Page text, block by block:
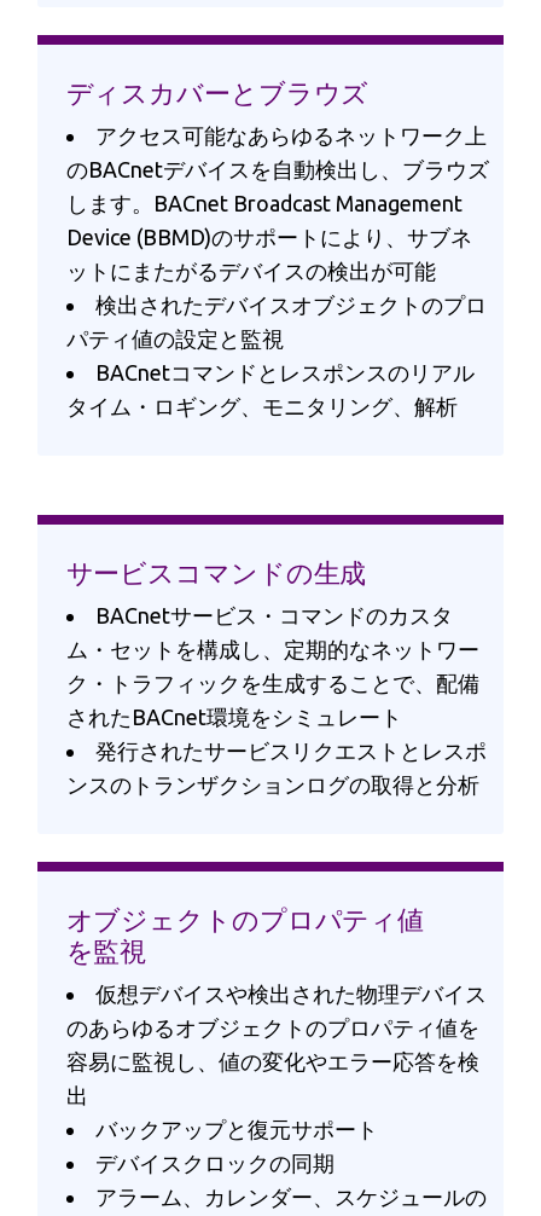
ディスカバーとブラウズ
アクセス可能なあらゆるネットワーク上
のBACnetデバイスを自動検出し、ブラウズ
します。BACnet Broadcast Management
Device (BBMD)のサポートにより、サブネ
ットにまたがるデバイスの検出が可能
検出されたデバイスオブジェクトのプロ
パティ値の設定と監視
BACnetコマンドとレスポンスのリアル
タイム・ロギング、モニタリング、解析
サービスコマンドの生成
BACnetサービス・コマンドのカスタ
ム・セットを構成し、定期的なネットワー
ク・トラフィックを生成することで、配備
されたBACnet環境をシミュレート
発行されたサービスリクエストとレスポ
ンスのトランザクションログの取得と分析
オブジェクトのプロパティ値
を監視
仮想デバイスや検出された物理デバイス
のあらゆるオブジェクトのプロパティ値を
容易に監視し、値の変化やエラー応答を検
出
バックアップと復元サポート
デバイスクロックの同期
アラーム、カレンダー、スケジュールの